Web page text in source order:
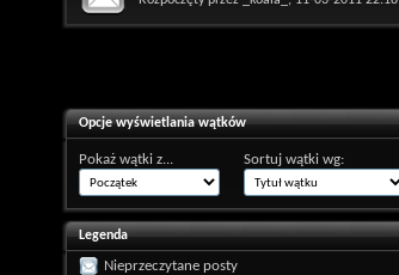
Opcje wyświetlania wątków
Pokaż wątki z... Sortuj wątki wg:
Legenda
Nieprzeczytane posty